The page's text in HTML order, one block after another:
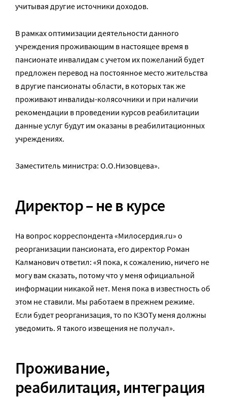
учитывая другие источники доходов.
В рамках оптимизации деятельности данного
учреждения проживающим в настоящее время в
пансионате инвалидам с учетом их пожеланий будет
предложен перевод на постоянное место жительства
в другие пансионаты области, в которых так же
проживают инвалиды-колясочники и при наличии
рекомендации в проведении курсов реабилитации
данные услуг будут им оказаны в реабилитационных
учреждениях.
Заместитель министра: О.О.Низовцева».
Директор – не в курсе
На вопрос корреспондента «Милосердия.ru» о
реорганизации пансионата, его директор Роман
Калманович ответил: «Я пока, к сожалению, ничего не
могу вам сказать, потому что у меня официальной
информации никакой нет. Меня пока в известность об
этом не ставили. Мы работаем в прежнем режиме.
Если будет реорганизация, то по КЗОТу меня должны
уведомить. Я такого извещения не получал».
Проживание,
реабилитация, интеграция